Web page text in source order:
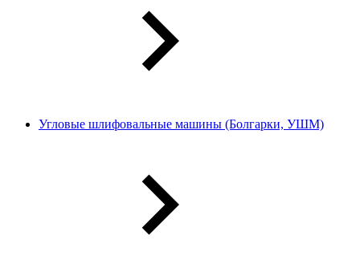
Угловые шлифовальные машины (Болгарки, УШМ)